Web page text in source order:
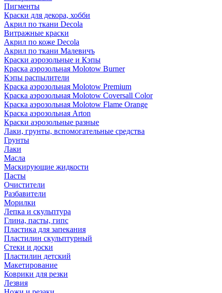
Пигменты
Краски для декора, хобби
Акрил по ткани Decola
Витражные краски
Акрил по коже Decola
Акрил по ткани Малевичъ
Краски аэрозольные и Кэпы
Краска аэрозольная Molotow Burner
Кэпы распылители
Краска аэрозольная Molotow Premium
Краска аэрозольная Molotow Coversall Color
Краска аэрозольная Molotow Flame Orange
Краска аэрозольная Arton
Краски аэрозольные разные
Лаки, грунты, вспомогательные средства
Грунты
Лаки
Масла
Маскирующие жидкости
Пасты
Очистители
Разбавители
Морилки
Лепка и скульптура
Глина, пасты, гипс
Пластика для запекания
Пластилин скульптурный
Стеки и доски
Пластилин детский
Макетирование
Коврики для резки
Лезвия